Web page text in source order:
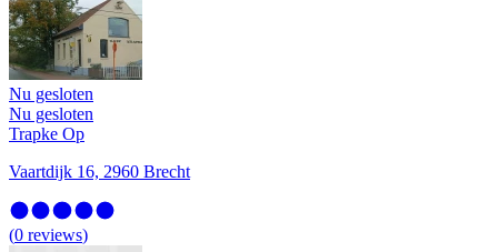
Nu gesloten
Nu gesloten
Trapke Op
Vaartdijk 16, 2960 Brecht
(0 reviews)